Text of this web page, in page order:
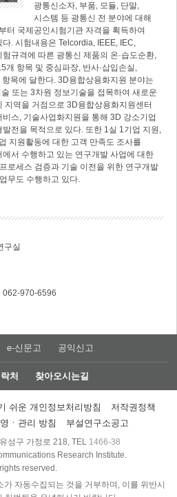
광통신소자, 부품, 모듈, 단말,
시스템 등 광통신 전 분야에 대해
터 국제공인시험기관 자격을 획득하여
. 시험내용은 Telcordia, IEEE, IEC,
규격에 따른 광통신 제품의 온·습도순환,
개 항목 및 중심파장, 반사·삽입손실,
목에 달한다. 3D융합상용화지원 분야는
또는 3차원 정보기술을 접목하여 새로운
지역을 거점으로 3D융합상용화지원센터
스, 기술사업화지원을 통해 3D 강소기업
전을 목적으로 있다. 또한 1실 1기업 지원,
지원활동에 대한 고객 만족도 조사를
서 수행하고 있는 연구개발 사업에 대한
로세스 검증과 기술 이전을 위한 연구개발
무도 수행하고 있다.
구실
062-970-6596
e-신문고 공익신고
처 찾아오시는길
쉬운 개인정보처리방침
저작권정책
ㆍ관리 방침
부설연구소공고
성구 가정로 218, TEL 1466-38
Research Institute.
reserved.
자동수집되는 것을 거부하며, 이를 위반시